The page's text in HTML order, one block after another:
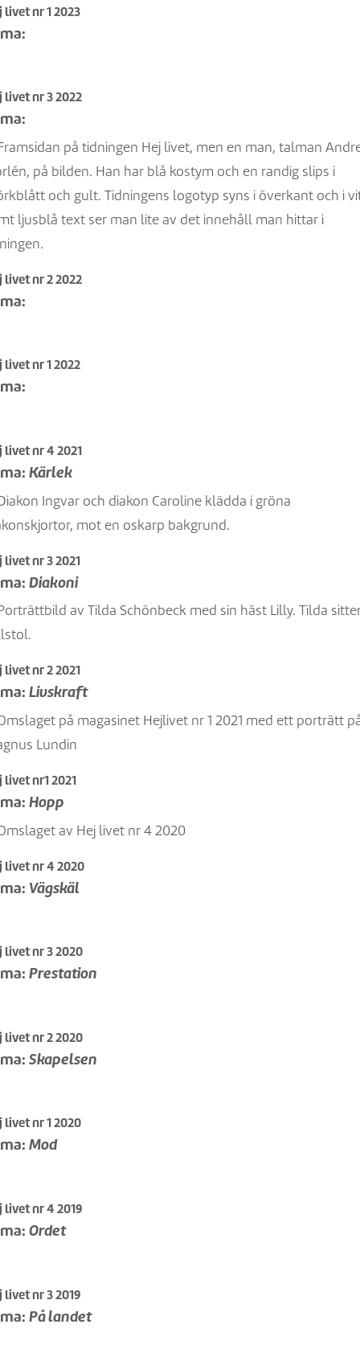
livet nr 1 2023
livet nr 3 2022
livet nr 2 2022
livet nr 1 2022
livet nr 4 2021
Kärlek
livet nr 3 2021
Diakoni
livet nr 2 2021
Livskraft
livet nr1 2021
Hopp
livet nr 4 2020
Vägskäl
livet nr 3 2020
Prestation
livet nr 2 2020
Skapelsen
livet nr 1 2020
Mod
livet nr 4 2019
Ordet
livet nr 3 2019
På landet